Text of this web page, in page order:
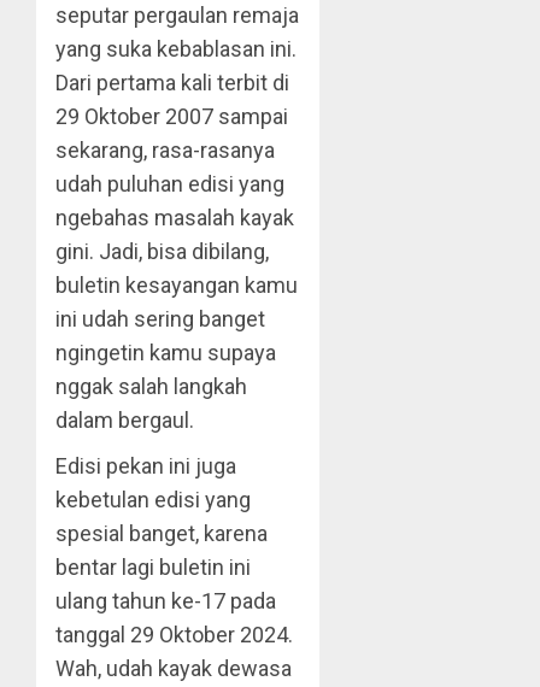
seputar pergaulan remaja
yang suka kebablasan ini.
Dari pertama kali terbit di
29 Oktober 2007 sampai
sekarang, rasa-rasanya
udah puluhan edisi yang
ngebahas masalah kayak
gini. Jadi, bisa dibilang,
buletin kesayangan kamu
ini udah sering banget
ngingetin kamu supaya
nggak salah langkah
dalam bergaul.
Edisi pekan ini juga
kebetulan edisi yang
spesial banget, karena
bentar lagi buletin ini
ulang tahun ke-17 pada
tanggal 29 Oktober 2024.
Wah, udah kayak dewasa